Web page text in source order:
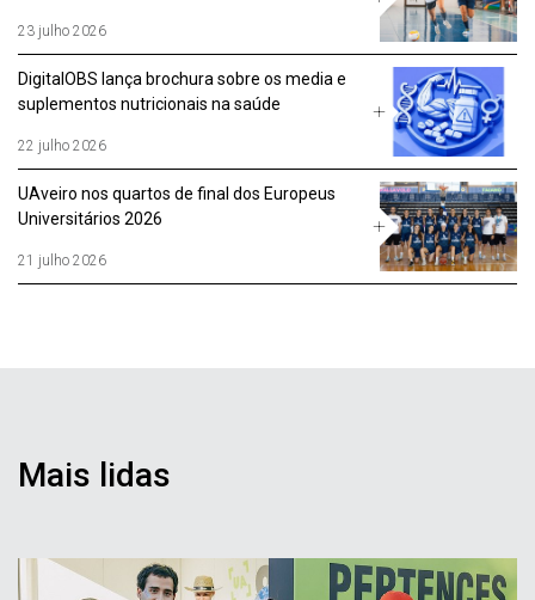
23 julho 2026
DigitalOBS lança brochura sobre os media e
suplementos nutricionais na saúde
22 julho 2026
UAveiro nos quartos de final dos Europeus
Universitários 2026
21 julho 2026
Mais lidas